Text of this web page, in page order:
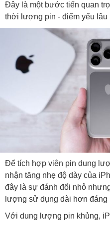
Đây là một bước tiến quan
thời lượng pin - điểm yếu lâu
Để tích hợp viên pin dung
nhận tăng nhẹ độ dày của
đây là sự đánh đổi nhỏ
lượng sử dụng dài hơn đáng
Với dung lượng pin khủng,